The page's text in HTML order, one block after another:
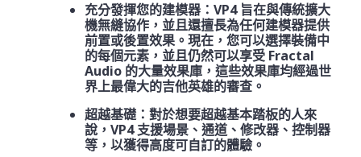
充分發揮您的建模器：VP4 旨在與傳統擴大
機無縫協作，並且還擅長為任何建模器提供
前置或後置效果。現在，您可以選擇裝備中
的每個元素，並且仍然可以享受 Fractal
Audio 的大量效果庫，這些效果庫均經過世
界上最偉大的吉他英雄的審查。
超越基礎：對於想要超越基本踏板的人來
說，VP4 支援場景、通道、修改器、控制器
等，以獲得高度可自訂的體驗。